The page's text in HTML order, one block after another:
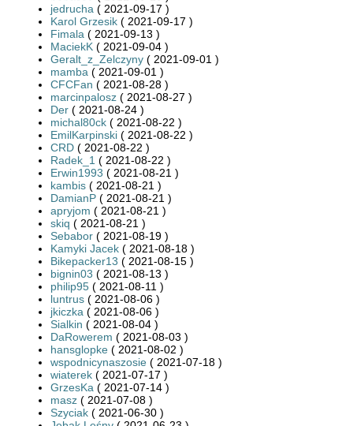
jedrucha ( 2021-09-17 )
Karol Grzesik ( 2021-09-17 )
Fimala ( 2021-09-13 )
MaciekK ( 2021-09-04 )
Geralt_z_Zelczyny ( 2021-09-01 )
mamba ( 2021-09-01 )
CFCFan ( 2021-08-28 )
marcinpalosz ( 2021-08-27 )
Der ( 2021-08-24 )
michal80ck ( 2021-08-22 )
EmilKarpinski ( 2021-08-22 )
CRD ( 2021-08-22 )
Radek_1 ( 2021-08-22 )
Erwin1993 ( 2021-08-21 )
kambis ( 2021-08-21 )
DamianP ( 2021-08-21 )
apryjom ( 2021-08-21 )
skiq ( 2021-08-21 )
Sebabor ( 2021-08-19 )
Kamyki Jacek ( 2021-08-18 )
Bikepacker13 ( 2021-08-15 )
bignin03 ( 2021-08-13 )
philip95 ( 2021-08-11 )
luntrus ( 2021-08-06 )
jkiczka ( 2021-08-06 )
Sialkin ( 2021-08-04 )
DaRowerem ( 2021-08-03 )
hansglopke ( 2021-08-02 )
wspodnicynaszosie ( 2021-07-18 )
wiaterek ( 2021-07-17 )
GrzesKa ( 2021-07-14 )
masz ( 2021-07-08 )
Szyciak ( 2021-06-30 )